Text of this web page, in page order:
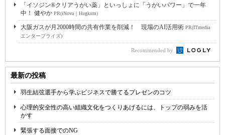
「イソジン®クリアうがい薬」といっしょに「うがいパワー」で一年
中！ 健やか PR(iNova｜Hugkum)
大阪ガスが月2000時間の共有作業を削減！ 現場のAI活用術 PR(ITmedia
エンタープライズ)
Recommended by
最新の投稿
羽生結弦選手から学ぶビジネスで勝てるプレゼンのコツ
心理的安全性の高い組織文化をつくりあげるには、トップの弱みを活
かす
緊張する面接でのNG